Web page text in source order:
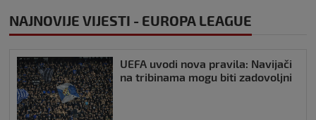
NAJNOVIJE VIJESTI - EUROPA LEAGUE
UEFA uvodi nova pravila: Navijači
na tribinama mogu biti zadovoljni